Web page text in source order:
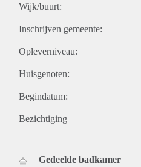
Wijk/buurt:
Inschrijven gemeente:
Opleverniveau:
Huisgenoten:
Begindatum:
Bezichtiging
Gedeelde badkamer